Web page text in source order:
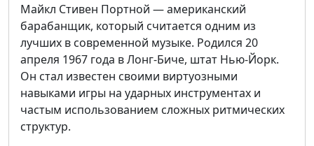
Майкл Стивен Портной — американский
барабанщик, который считается одним из
лучших в современной музыке. Родился 20
апреля 1967 года в Лонг-Биче, штат Нью-Йорк.
Он стал известен своими виртуозными
навыками игры на ударных инструментах и
частым использованием сложных ритмических
структур.